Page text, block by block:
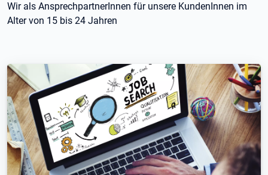
Wir als AnsprechpartnerInnen für unsere KundenInnen im
Alter von 15 bis 24 Jahren